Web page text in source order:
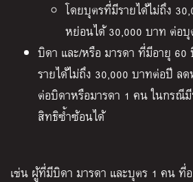
โดยบุตรที่มีรายได้ไม่ถึง
หย่อนได้ 30,000 บาท ต่อ
บิดา และ/หรือ มารดา ที่มีอายุ
รายได้ไม่ถึง 30,000 บาทต่อปี ล
ต่อบิดาหรือมารดา 1 คน ในกรณี
สิทธิซ้ำซ้อนได้
เช่น ผู้ที่มีบิดา มารดา และบุตร 1 คน ที่